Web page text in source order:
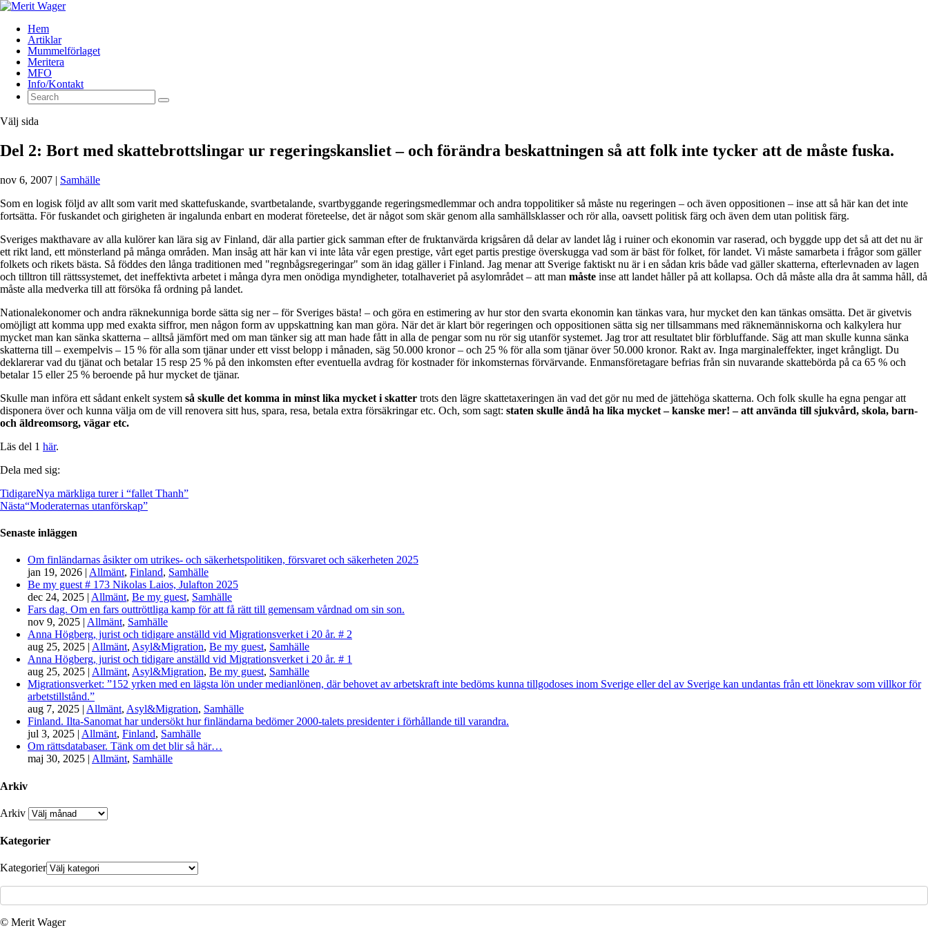
Hem
Artiklar
Mummelförlaget
Meritera
MFO
Info/Kontakt
Välj sida
Del 2: Bort med skattebrottslingar ur regeringskansliet – och förändra beskattningen så att folk inte tycker att de måste fuska.
nov 6, 2007 | Samhälle
Som en logisk följd av allt som varit med skattefuskande, svartbetalande, svartbyggande regeringsmedlemmar och andra toppolitiker så måste nu regeringen – och även oppositionen – inse att så här kan det inte
fortsätta. För fuskandet och girigheten är ingalunda enbart en moderat företeelse, det är något som skär genom alla samhällsklasser och rör alla, oavsett politisk färg och även dem utan politisk färg.
Sveriges makthavare av alla kulörer kan lära sig av Finland, där alla partier gick samman efter de fruktanvärda krigsåren då delar av landet låg i ruiner och ekonomin var raserad, och byggde upp det så att det nu är
ett rikt land, ett mönsterland på många områden. Man insåg att här kan vi inte låta vår egen prestige, vårt eget partis prestige överskugga vad som är bäst för folket, för landet. Vi måste samarbeta i frågor som gäller
folkets och rikets bästa. Så föddes den långa traditionen med "regnbågsregeringar" som än idag gäller i Finland. Jag menar att Sverige faktiskt nu är i en sådan kris både vad gäller skatterna, efterlevnaden av lagen
och tilltron till rättssystemet, det ineffektivta arbetet i många dyra men onödiga myndigheter, totalhaveriet på asylområdet – att man måste inse att landet håller på att kollapsa. Och då måste alla dra åt samma håll, då
måste alla medverka till att försöka få ordning på landet.
Nationalekonomer och andra räknekunniga borde sätta sig ner – för Sveriges bästa! – och göra en estimering av hur stor den svarta ekonomin kan tänkas vara, hur mycket den kan tänkas omsätta. Det är givetvis
omöjligt att komma upp med exakta siffror, men någon form av uppskattning kan man göra. När det är klart bör regeringen och oppositionen sätta sig ner tillsammans med räknemänniskorna och kalkylera hur
mycket man kan sänka skatterna – alltså jämfört med om man tänker sig att man hade fått in alla de pengar som nu rör sig utanför systemet. Jag tror att resultatet blir förbluffande. Säg att man skulle kunna sänka
skatterna till – exempelvis – 15 % för alla som tjänar under ett visst belopp i månaden, säg 50.000 kronor – och 25 % för alla som tjänar över 50.000 kronor. Rakt av. Inga marginaleffekter, inget krångligt. Du
deklarerar vad du tjänat och betalar 15 resp 25 % på den inkomsten efter eventuella avdrag för kostnader för inkomsternas förvärvande. Enmansföretagare befrias från sin nuvarande skattebörda på ca 65 % och
betalar 15 eller 25 % beroende på hur mycket de tjänar.
Skulle man införa ett sådant enkelt system så skulle det komma in minst lika mycket i skatter trots den lägre skattetaxeringen än vad det gör nu med de jättehöga skatterna. Och folk skulle ha egna pengar att
disponera över och kunna välja om de vill renovera sitt hus, spara, resa, betala extra försäkringar etc. Och, som sagt: staten skulle ändå ha lika mycket – kanske mer! – att använda till sjukvård, skola, barn-
och äldreomsorg, vägar etc.
Läs del 1 här.
Dela med sig:
TidigareNya märkliga turer i “fallet Thanh”
Nästa“Moderaternas utanförskap”
Senaste inläggen
Om finländarnas åsikter om utrikes- och säkerhetspolitiken, försvaret och säkerheten 2025
jan 19, 2026 | Allmänt, Finland, Samhälle
Be my guest # 173 Nikolas Laios, Julafton 2025
dec 24, 2025 | Allmänt, Be my guest, Samhälle
Fars dag. Om en fars outtröttliga kamp för att få rätt till gemensam vårdnad om sin son.
nov 9, 2025 | Allmänt, Samhälle
Anna Högberg, jurist och tidigare anställd vid Migrationsverket i 20 år. # 2
aug 25, 2025 | Allmänt, Asyl&Migration, Be my guest, Samhälle
Anna Högberg, jurist och tidigare anställd vid Migrationsverket i 20 år. # 1
aug 25, 2025 | Allmänt, Asyl&Migration, Be my guest, Samhälle
Migrationsverket: ”152 yrken med en lägsta lön under medianlönen, där behovet av arbetskraft inte bedöms kunna tillgodoses inom Sverige eller del av Sverige kan undantas från ett lönekrav som villkor för
arbetstillstånd.”
aug 7, 2025 | Allmänt, Asyl&Migration, Samhälle
Finland. Ilta-Sanomat har undersökt hur finländarna bedömer 2000-talets presidenter i förhållande till varandra.
jul 3, 2025 | Allmänt, Finland, Samhälle
Om rättsdatabaser. Tänk om det blir så här…
maj 30, 2025 | Allmänt, Samhälle
Arkiv
Arkiv
Kategorier
Kategorier
© Merit Wager